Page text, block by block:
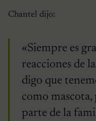
Chantel dijo:
«Siempre es
reacciones de
digo que
como mascota,
parte de la